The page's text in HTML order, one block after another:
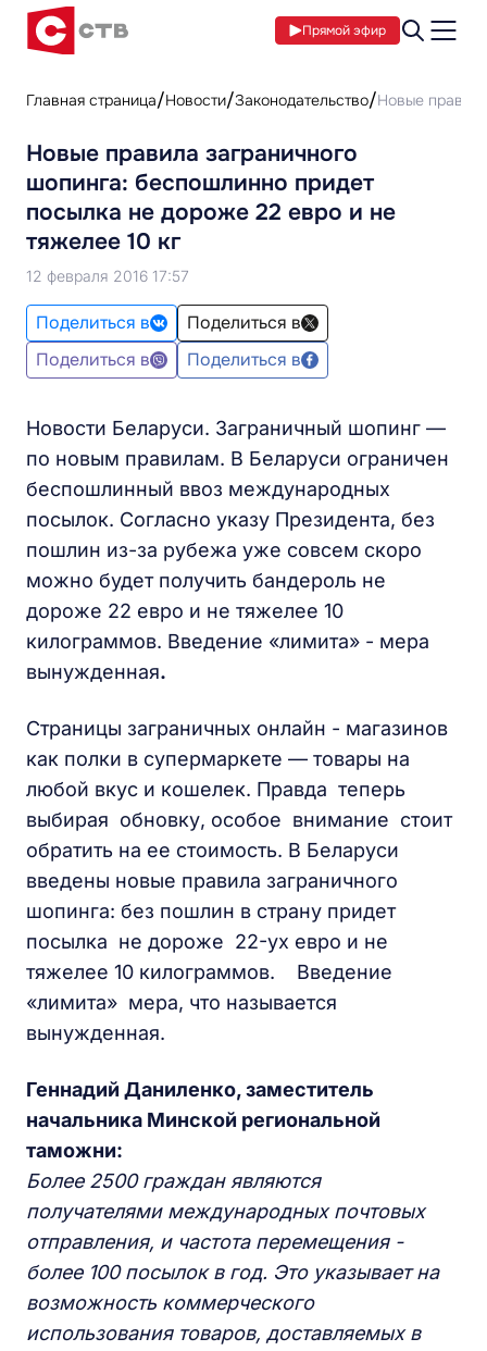
Прямой эфир
Главная страница Новости Законодательство Новые
Новые правила заграничного
шопинга: беспошлинно придет
посылка не дороже 22 евро и не
тяжелее 10 кг
12 февраля 2016 17:57
Поделиться в
Поделиться в
Поделиться в
Поделиться в
Новости Беларуси. Заграничный шопинг —
по новым правилам. В Беларуси ограничен
беспошлинный ввоз международных
посылок. Согласно указу Президента, без
пошлин из-за рубежа уже совсем скоро
можно будет получить бандероль не
дороже 22 евро и не тяжелее 10
килограммов. Введение «лимита» - мера
вынужденная.
Страницы заграничных онлайн - магазинов
как полки в супермаркете — товары на
любой вкус и кошелек. Правда теперь
выбирая обновку, особое внимание стоит
обратить на ее стоимость. В Беларуси
введены новые правила заграничного
шопинга: без пошлин в страну придет
посылка не дороже 22-ух евро и не
тяжелее 10 килограммов. Введение
«лимита» мера, что называется
вынужденная.
Геннадий Даниленко, заместитель
начальника Минской региональной
таможни:
Более 2500 граждан являются
получателями международных почтовых
отправления, и частота перемещения -
более 100 посылок в год. Это указывает на
возможность коммерческого
использования товаров, доставляемых в